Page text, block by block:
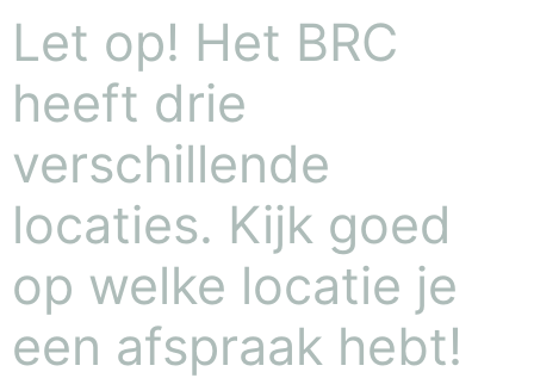
Let op! Het BRC
heeft drie
verschillende
locaties. Kijk goed
op welke locatie je
een afspraak hebt!